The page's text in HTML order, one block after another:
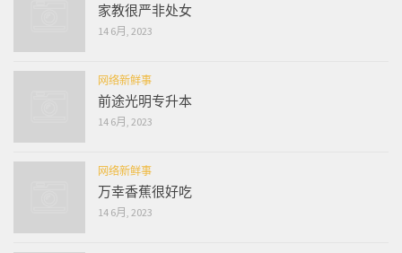
家教很严非处女
14 6月, 2023
网络新鲜事
前途光明专升本
14 6月, 2023
网络新鲜事
万幸香蕉很好吃
14 6月, 2023